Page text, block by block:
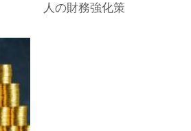
人の財務強化策